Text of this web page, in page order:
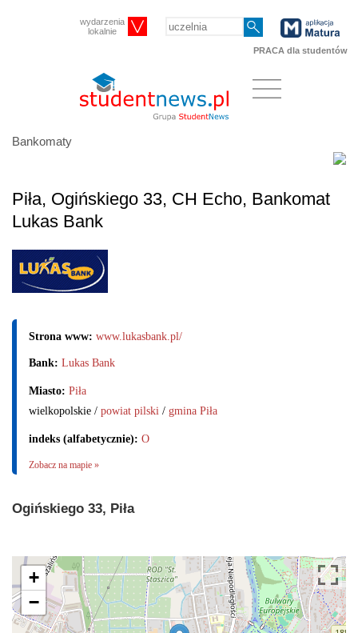
wydarzenia
lokalnie
PRACA dla studentów
Bankomaty
Piła, Ogińskiego 33, CH Echo, Bankomat
Lukas Bank
Strona www: www.lukasbank.pl/
Bank: Lukas Bank
Miasto: Piła
wielkopolskie / powiat pilski / gmina Piła
indeks (alfabetycznie): O
Zobacz na mapie »
Ogińskiego 33, Piła
+
−